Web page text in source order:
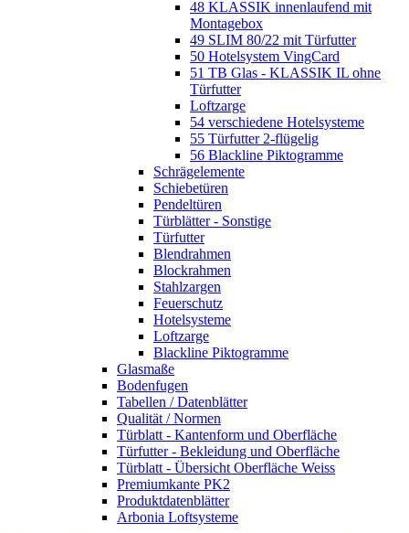
48 KLASSIK innenlaufend mit
Montagebox
49 SLIM 80/22 mit Türfutter
50 Hotelsystem VingCard
51 TB Glas - KLASSIK IL ohne
Türfutter
Loftzarge
54 verschiedene Hotelsysteme
55 Türfutter 2-flügelig
56 Blackline Piktogramme
Schrägelemente
Schiebetüren
Pendeltüren
Türblätter - Sonstige
Türfutter
Blendrahmen
Blockrahmen
Stahlzargen
Feuerschutz
Hotelsysteme
Loftzarge
Blackline Piktogramme
Glasmaße
Bodenfugen
Tabellen / Datenblätter
Qualität / Normen
Türblatt - Kantenform und Oberfläche
Türfutter - Bekleidung und Oberfläche
Türblatt - Übersicht Oberfläche Weiss
Premiumkante PK2
Produktdatenblätter
Arbonia Loftsysteme